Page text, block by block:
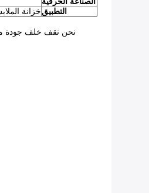
التطبيقخزانة